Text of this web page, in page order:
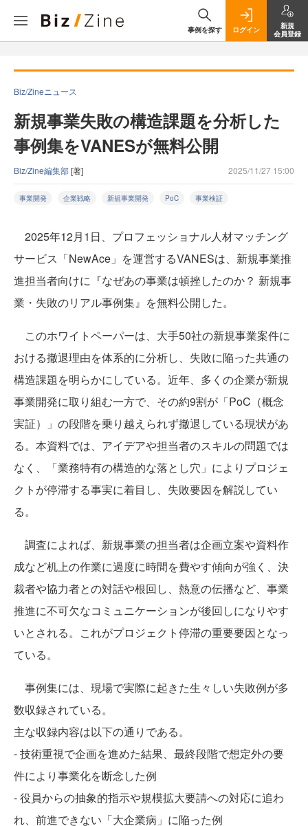
事例を探す ログイン
新規
会員登録
Biz/Zineニュース
新規事業失敗の構造課題を分析した
事例集をVANESが無料公開
Biz/Zine編集部[著] 2025/11/27 15:00
事業開発 企業戦略 新規事業開発 PoC 事業検証
2025年12月1日、プロフェッショナル人材マッチング
サービス「NewAce」を運営するVANESは、新規事業推
進担当者向けに『なぜあの事業は頓挫したのか？ 新規事
業・失敗のリアル事例集』を無料公開した。
このホワイトペーパーは、大手50社の新規事業案件に
おける撤退理由を体系的に分析し、失敗に陥った共通の
構造課題を明らかにしている。近年、多くの企業が新規
事業開発に取り組む一方で、その約9割が「PoC（概念
実証）」の段階を乗り越えられず撤退している現状があ
る。本資料では、アイデアや担当者のスキルの問題では
なく、「業務特有の構造的な落とし穴」によりプロジェ
クトが停滞する事実に着目し、失敗要因を解説してい
る。
調査によれば、新規事業の担当者は企画立案や資料作
成など机上の作業に過度に時間を費やす傾向が強く、決
裁者や協力者との対話や根回し、熱意の伝播など、事業
推進に不可欠なコミュニケーションが後回しになりやす
いとされる。これがプロジェクト停滞の重要要因となっ
ている。
事例集には、現場で実際に起きた生々しい失敗例が多
数収録されている。
主な収録内容は以下の通りである。
- 技術重視で企画を進めた結果、最終段階で想定外の要
件により事業化を断念した例
- 役員からの抽象的指示や規模拡大要請への対応に追わ
れ、前進できない「大企業病」に陥った例